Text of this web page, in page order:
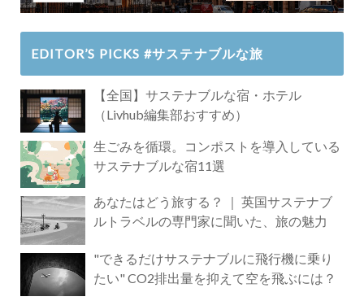
EDITOR’S PICKS #サステナブルな旅
【全国】サステナブルな宿・ホテル
（Livhub編集部おすすめ）
生ごみを循環。コンポストを導入している
サステナブルな宿11選
あなたはどう旅する？ ｜ 英国サステナブ
ルトラベルの専門家に聞いた、旅の魅力
"できるだけサステナブルに飛行機に乗り
たい" CO2排出量を抑えて空を飛ぶには？